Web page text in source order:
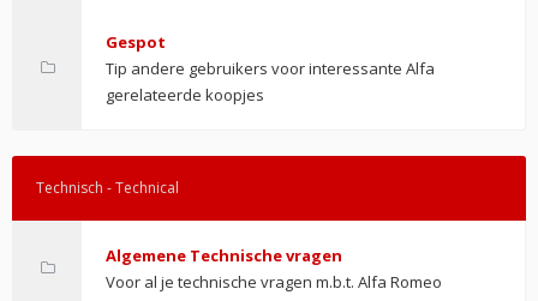
Gespot
Tip andere gebruikers voor interessante Alfa
gerelateerde koopjes
Technisch - Technical
Algemene Technische vragen
Voor al je technische vragen m.b.t. Alfa Romeo